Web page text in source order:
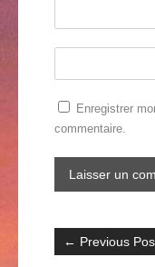
Enregistrer
commentaire.
← Previous